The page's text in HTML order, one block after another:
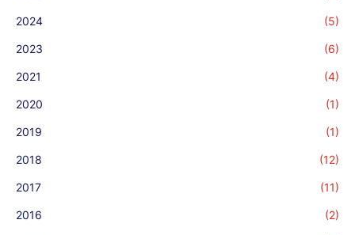
2024 (5)
2023 (6)
2021 (4)
2020 (1)
2019 (1)
2018 (12)
2017 (11)
2016 (2)